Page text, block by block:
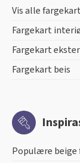
Vis alle fargekart
Fargekart
Fargekart
Fargekart beis
Populære beige